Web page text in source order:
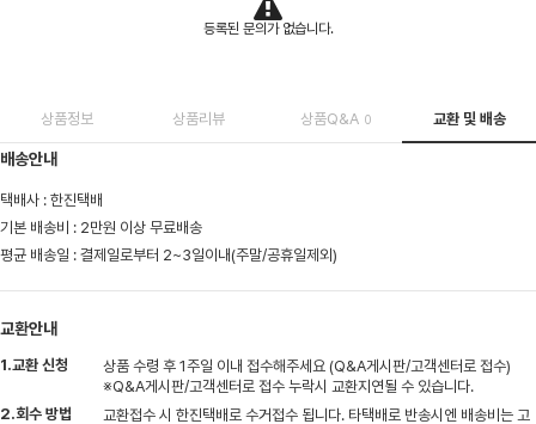
등록된 문의가 없습니다.
상품정보 상품리뷰 상품Q&A 0 교환 및 배송
배송안내
택배사 : 한진택배
기본 배송비 : 2만원 이상 무료배송
평균 배송일 : 결제일로부터 2~3일이내(주말/공휴일제외)
교환안내
1.교환 신청
상품 수령 후 1주일 이내 접수해주세요 (Q&A게시판/고객센터로 접수)
※Q&A게시판/고객센터로 접수 누락시 교환지연될 수 있습니다.
2.회수 방법
교환접수 시 한진택배로 수거접수 됩니다. 타택배로 반송시엔 배송비는 고